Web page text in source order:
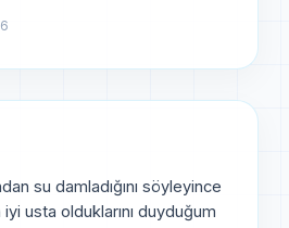
su damladığını söyleyince
usta olduklarını duyduğum